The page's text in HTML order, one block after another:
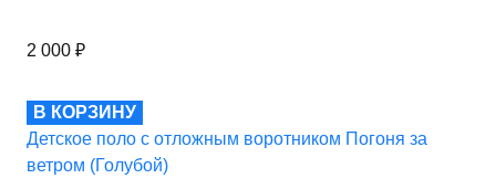
2 000 ₽
В КОРЗИНУ
Детское поло с отложным воротником Погоня за
ветром (Голубой)